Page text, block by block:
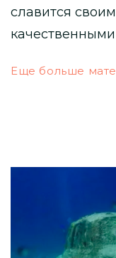
славится
Еще больше